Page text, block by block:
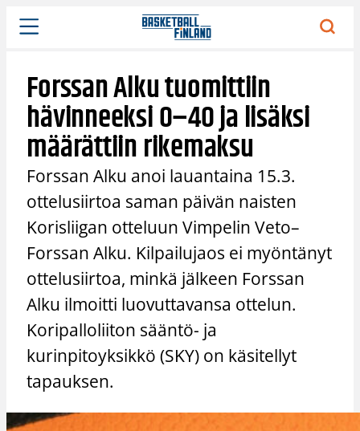
Siirry
sisältöön
Forssan Alku tuomittiin
hävinneeksi 0–40 ja lisäksi
määrättiin rikemaksu
Forssan Alku anoi lauantaina 15.3.
ottelusiirtoa saman päivän naisten
Korisliigan otteluun Vimpelin Veto–
Forssan Alku. Kilpailujaos ei myöntänyt
ottelusiirtoa, minkä jälkeen Forssan
Alku ilmoitti luovuttavansa ottelun.
Koripalloliiton sääntö- ja
kurinpitoyksikkö (SKY) on käsitellyt
tapauksen.